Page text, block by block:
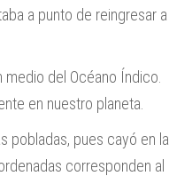
a punto de reingresar a
del Océano Índico.
en nuestro planeta.
pobladas, pues cayó en la
corresponden al